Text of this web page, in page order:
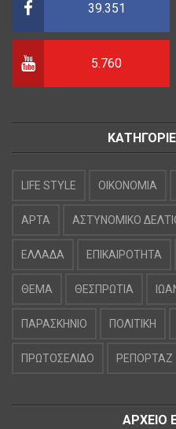
39.351
5.760
LIFE STYLE OIKONOMIA
ΑΡΤΑ ΑΣΤΥΝΟΜΙΚΟ
ΕΛΛΑΔΑ ΕΠΙΚΑΙΡΟΤΗΤΑ
ΘΕΜΑ ΘΕΣΠΡΩΤΙΑ
ΠΑΡΑΣΚΗΝΙΟ ΠΟΛΙΤΙΚΗ
ΠΡΩΤΟΣΕΛΙΔΟ ΡΕΠΟΡΤΑΖ
ΑΡΧΕΙΟ